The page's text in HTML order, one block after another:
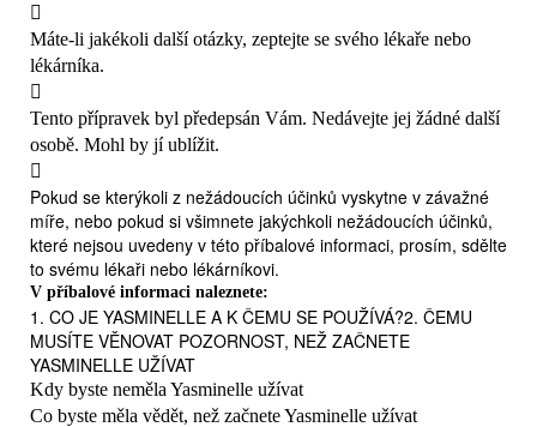

Máte-li jakékoli další otázky, zeptejte se svého lékaře nebo
lékárníka.

Tento přípravek byl předepsán Vám. Nedávejte jej žádné další
osobě. Mohl by jí ublížit.

Pokud se kterýkoli z nežádoucích účinků vyskytne v závažné
míře, nebo pokud si všimnete jakýchkoli nežádoucích účinků,
které nejsou uvedeny v této příbalové informaci, prosím, sdělte
to svému lékaři nebo lékárníkovi.
V příbalové informaci naleznete:
1. CO JE YASMINELLE A K ČEMU SE POUŽÍVÁ?2. ČEMU
MUSÍTE VĚNOVAT POZORNOST, NEŽ ZAČNETE
YASMINELLE UŽÍVAT
Kdy byste neměla Yasminelle užívat
Co byste měla vědět, než začnete Yasminelle užívat